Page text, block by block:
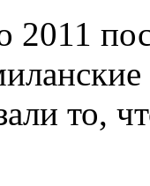
2011
то,